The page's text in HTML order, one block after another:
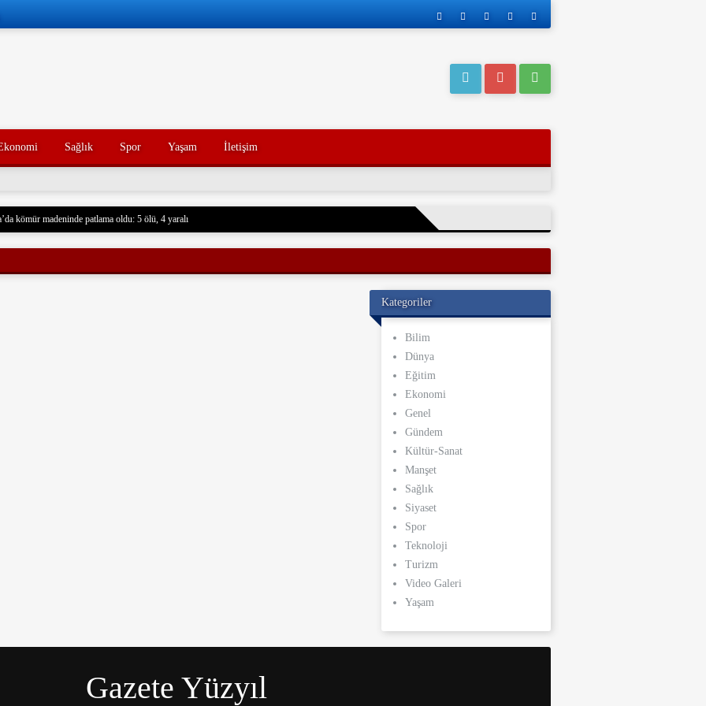
Sağlık Spor Yaşam İletişim
kömür madeninde patlama oldu: 5 ölü, 4 yaralı
hayatını kaybeden oğlunun trajik ölümünü yaşayan bir baba, acı dolu bir tesadüf sonucu aynı kaderi
ölümünden tam 7 yıl sonra, baba da geçirdiği bir kaza sonucu hayatını kaybetti. Aile üyeleri ve yakınları, bu
Kategoriler
Bilim
Dünya
Eğitim
Ekonomi
Genel
Gündem
Kültür-Sanat
Manşet
Sağlık
Siyaset
Spor
Teknoloji
Turizm
Video Galeri
Yaşam
Gazete Yüzyıl